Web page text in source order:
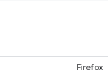
Firefox